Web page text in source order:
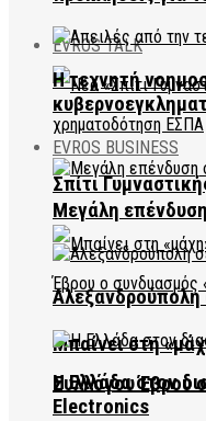
EVROS TALK
Σπίτι
Μπαίνει στη
Συλλόγου Έβρου
Η τεχνητή
EVROS BUSINESS
Μεγάλη
Αλεξανδρούπολη
Η Ελλάδα στον
Electronics